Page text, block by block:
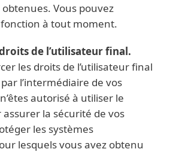
Vous pouvez
à tout moment.
de l’utilisateur final.
les droits de l’utilisateur final
l’intermédiaire de vos
autorisé à utiliser le
la sécurité de vos
les systèmes
lesquels vous avez obtenu